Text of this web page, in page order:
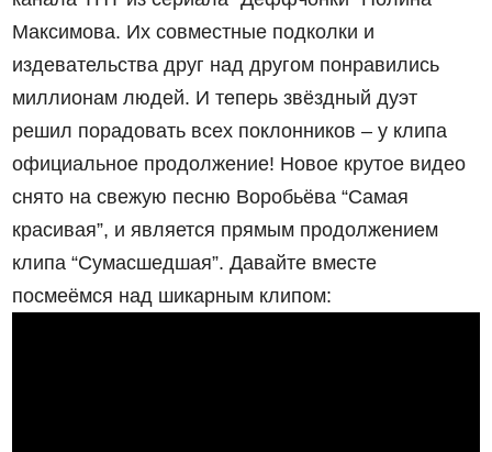
Максимова. Их совместные подколки и
издевательства друг над другом понравились
миллионам людей. И теперь звёздный дуэт
решил порадовать всех поклонников – у клипа
официальное продолжение! Новое крутое видео
снято на свежую песню Воробьёва “Самая
красивая”, и является прямым продолжением
клипа “Сумасшедшая”. Давайте вместе
посмеёмся над шикарным клипом: